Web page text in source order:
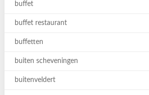
buffet
buffet restaurant
buffetten
buiten scheveningen
buitenveldert